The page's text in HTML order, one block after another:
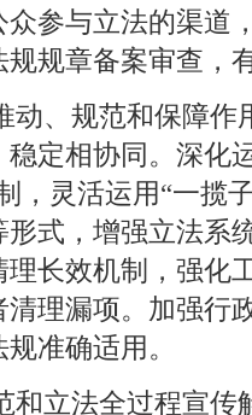
参与立法的渠道
规规章备案审查，
动、规范和保障作
定相协同。深化
，灵活运用“一揽
式，增强立法系
长效机制，强化
理漏项。加强行
准确适用。
和立法全过程宣传